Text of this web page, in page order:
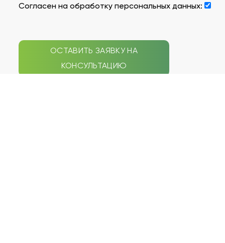
Согласен на обработку персональных данных:
ОСТАВИТЬ ЗАЯВКУ НА
КОНСУЛЬТАЦИЮ